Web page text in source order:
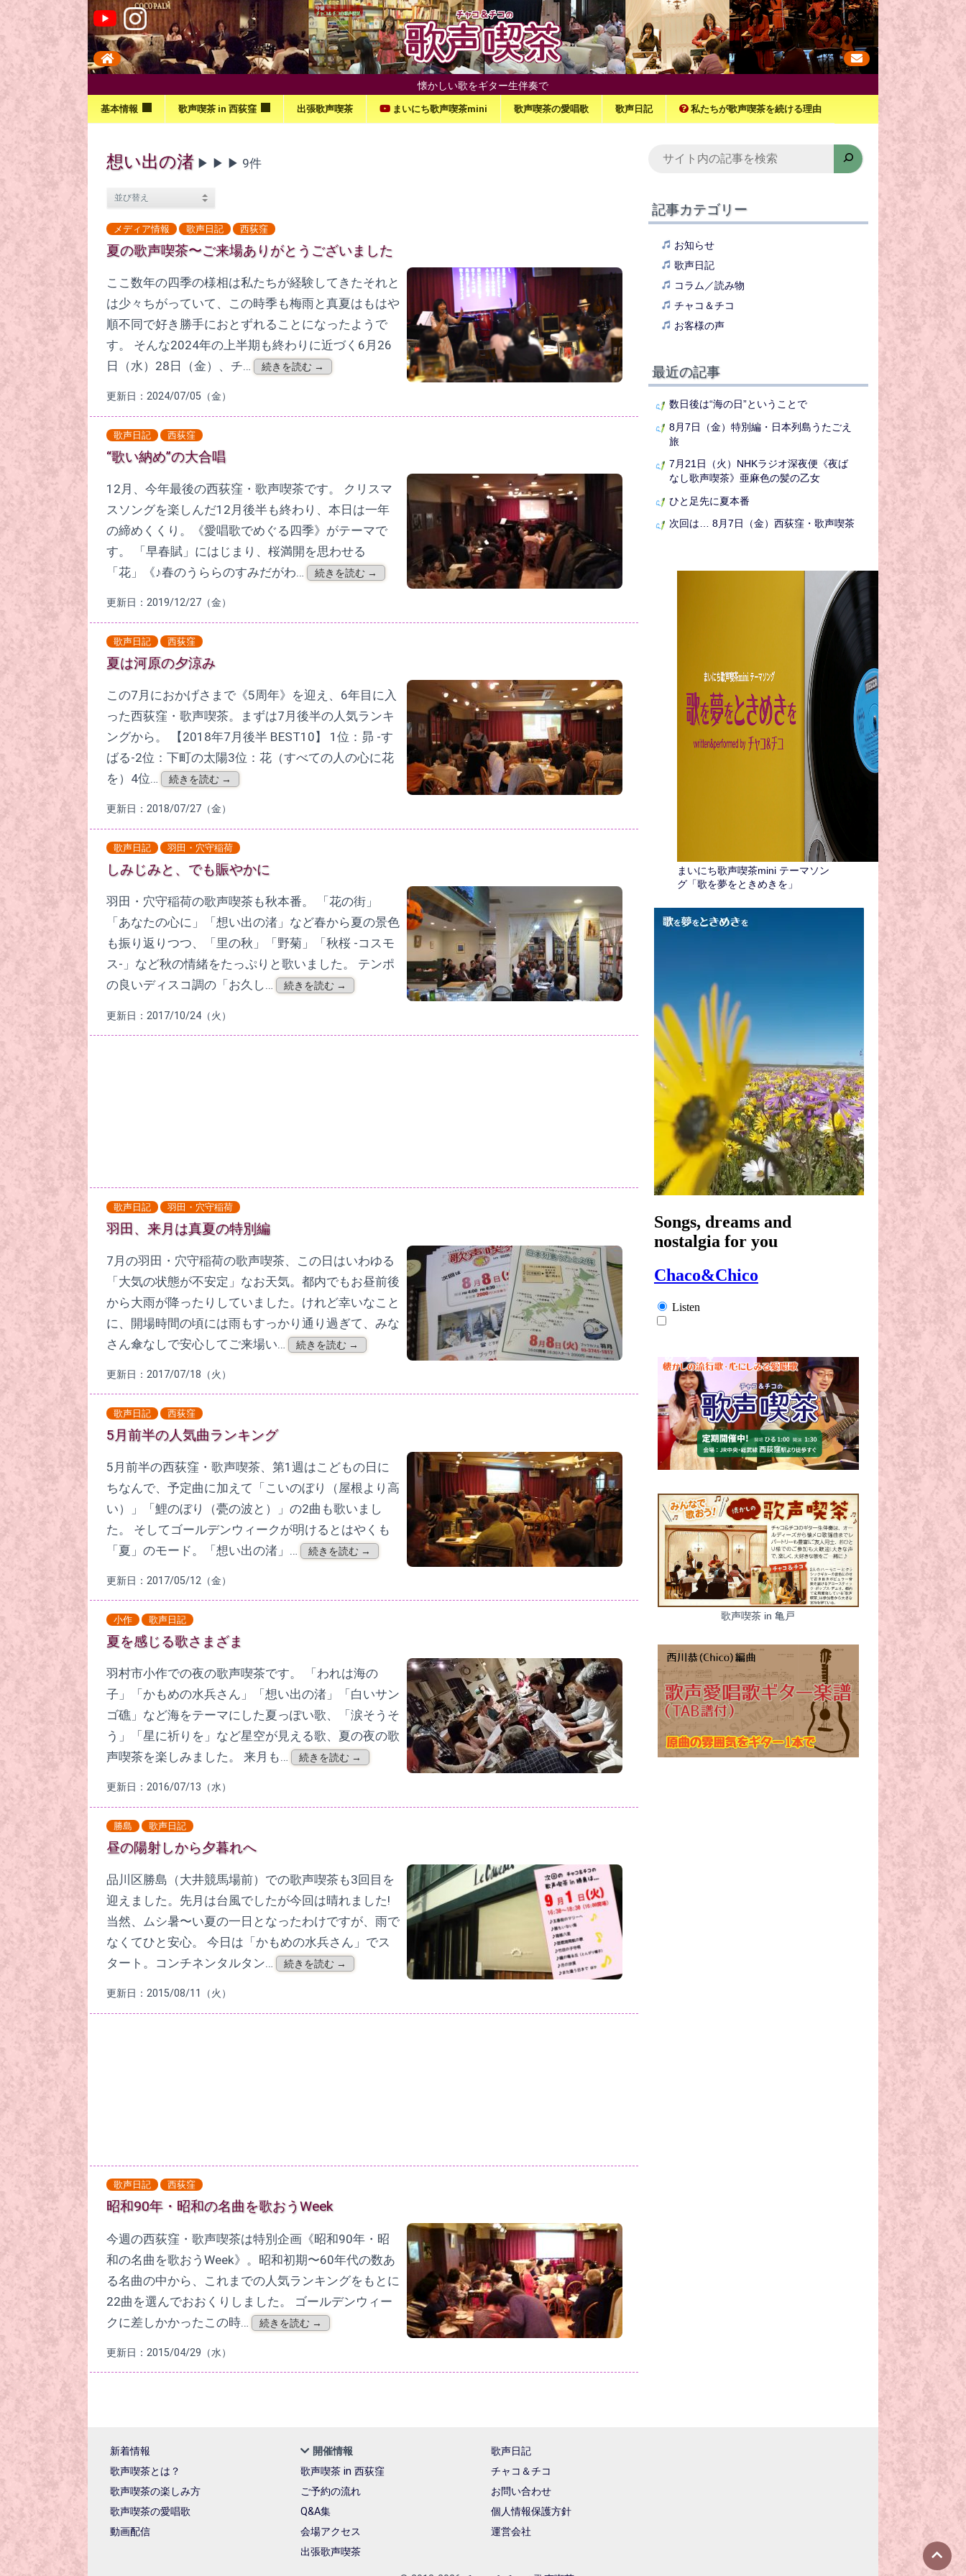
懐かしい歌をギター生伴奏で
基本情報 歌声喫茶 in 西荻窪 出張歌声喫茶 まいにち歌声喫茶mini 歌声喫茶の愛唱歌 歌声日記 私たちが歌声喫茶を続ける理由
想い出の渚▶︎ ▶︎ ▶︎ 9件
メディア情報 歌声日記 西荻窪
夏の歌声喫茶〜ご来場ありがとうございました
ここ数年の四季の様相は私たちが経験してきたそれと
は少々ちがっていて、この時季も梅雨と真夏はもはや
順不同で好き勝手におとずれることになったようで
す。 そんな2024年の上半期も終わりに近づく6月26
日（水）28日（金）、チ…
続きを読む →
更新日：2024/07/05（金）
歌声日記 西荻窪
“歌い納め”の大合唱
12月、今年最後の西荻窪・歌声喫茶です。 クリスマ
スソングを楽しんだ12月後半も終わり、本日は一年
の締めくくり。《愛唱歌でめぐる四季》がテーマで
す。 「早春賦」にはじまり、桜満開を思わせる
「花」《♪春のうららのすみだがわ…
続きを読む →
更新日：2019/12/27（金）
歌声日記 西荻窪
夏は河原の夕涼み
この7月におかげさまで《5周年》を迎え、6年目に入
った西荻窪・歌声喫茶。まずは7月後半の人気ランキ
ングから。 【2018年7月後半 BEST10】 1位：昴 -す
ばる-2位：下町の太陽3位：花（すべての人の心に花
を）4位…
続きを読む →
更新日：2018/07/27（金）
歌声日記 羽田・穴守稲荷
しみじみと、でも賑やかに
羽田・穴守稲荷の歌声喫茶も秋本番。 「花の街」
「あなたの心に」「想い出の渚」など春から夏の景色
も振り返りつつ、「里の秋」「野菊」「秋桜 -コスモ
ス-」など秋の情緒をたっぷりと歌いました。 テンポ
の良いディスコ調の「お久し…
続きを読む →
更新日：2017/10/24（火）
歌声日記 羽田・穴守稲荷
羽田、来月は真夏の特別編
7月の羽田・穴守稲荷の歌声喫茶、この日はいわゆる
「大気の状態が不安定」なお天気。都内でもお昼前後
から大雨が降ったりしていました。けれど幸いなこと
に、開場時間の頃には雨もすっかり通り過ぎて、みな
さん傘なしで安心してご来場い…
続きを読む →
更新日：2017/07/18（火）
歌声日記 西荻窪
5月前半の人気曲ランキング
5月前半の西荻窪・歌声喫茶、第1週はこどもの日に
ちなんで、予定曲に加えて「こいのぼり（屋根より高
い）」「鯉のぼり（甍の波と）」の2曲も歌いまし
た。 そしてゴールデンウィークが明けるとはやくも
「夏」のモード。「想い出の渚」…
続きを読む →
更新日：2017/05/12（金）
小作 歌声日記
夏を感じる歌さまざま
羽村市小作での夜の歌声喫茶です。 「われは海の
子」「かもめの水兵さん」「想い出の渚」「白いサン
ゴ礁」など海をテーマにした夏っぽい歌、「涙そうそ
う」「星に祈りを」など星空が見える歌、夏の夜の歌
声喫茶を楽しみました。 来月も…
続きを読む →
更新日：2016/07/13（水）
勝島 歌声日記
昼の陽射しから夕暮れへ
品川区勝島（大井競馬場前）での歌声喫茶も3回目を
迎えました。先月は台風でしたが今回は晴れました!
当然、ムシ暑〜い夏の一日となったわけですが、雨で
なくてひと安心。 今日は「かもめの水兵さん」でス
タート。コンチネンタルタン…
続きを読む →
更新日：2015/08/11（火）
歌声日記 西荻窪
昭和90年・昭和の名曲を歌おうWeek
今週の西荻窪・歌声喫茶は特別企画《昭和90年・昭
和の名曲を歌おうWeek》。昭和初期〜60年代の数あ
る名曲の中から、これまでの人気ランキングをもとに
22曲を選んでおおくりしました。 ゴールデンウィー
クに差しかかったこの時…
続きを読む →
更新日：2015/04/29（水）
記事カテゴリー
お知らせ
歌声日記
コラム／読み物
チャコ＆チコ
お客様の声
最近の記事
数日後は“海の日”ということで
8月7日（金）特別編・日本列島うたごえ
旅
7月21日（火）NHKラジオ深夜便《夜ば
なし歌声喫茶》亜麻色の髪の乙女
ひと足先に夏本番
次回は… 8月7日（金）西荻窪・歌声喫茶
まいにち歌声喫茶mini テーマソン
グ「歌を夢をときめきを」
歌声喫茶 in 亀戸
新着情報
歌声喫茶とは？
歌声喫茶の楽しみ方
歌声喫茶の愛唱歌
動画配信
開催情報
歌声喫茶 in 西荻窪
ご予約の流れ
Q&A集
会場アクセス
出張歌声喫茶
歌声日記
チャコ＆チコ
お問い合わせ
個人情報保護方針
運営会社